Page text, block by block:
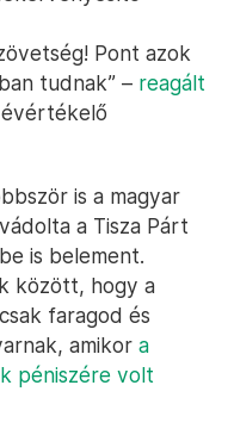
Pont azok
tudnak” – reagált
is a magyar
a Tisza Párt
is belement.
között, hogy a
faragod és
amikor a
péniszére volt